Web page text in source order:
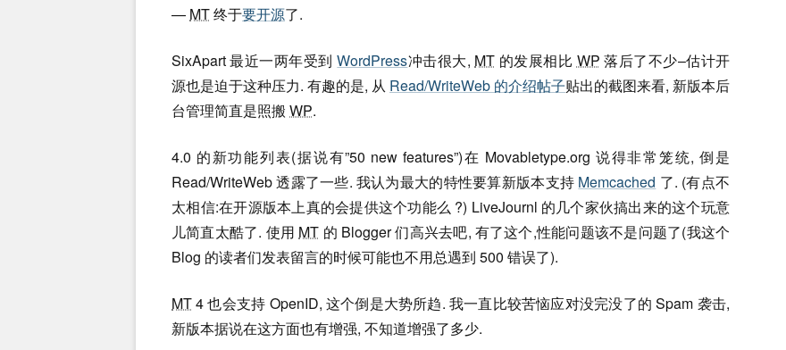
— MT终于要开源了.
SixApart 最近一两年受到WordPress冲击很大, MT 的发展相比 WP 落后了不少–估计开
源也是迫于这种压力. 有趣的是, 从 Read/WriteWeb 的介绍帖子贴出的截图来看, 新版本后
台管理简直是照搬 WP.
4.0 的新功能列表(据说有”50 new features”)在 Movabletype.org 说得非常笼统, 倒是
Read/WriteWeb 透露了一些. 我认为最大的特性要算新版本支持 Memcached 了. (有点不
太相信:在开源版本上真的会提供这个功能么 ?) LiveJournl 的几个家伙搞出来的这个玩意
儿简直太酷了. 使用 MT 的 Blogger 们高兴去吧, 有了这个,性能问题该不是问题了(我这个
Blog 的读者们发表留言的时候可能也不用总遇到 500 错误了).
MT4 也会支持 OpenID, 这个倒是大势所趋. 我一直比较苦恼应对没完没了的 Spam 袭击,
新版本据说在这方面也有增强, 不知道增强了多少.